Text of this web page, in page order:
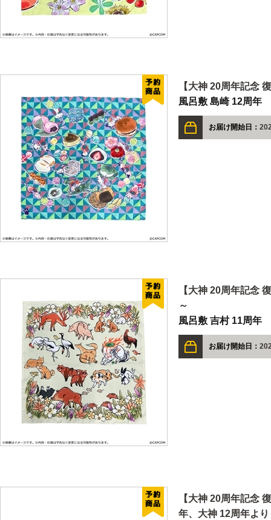
【大神 20周年記念
風呂敷 島崎 12周年
お届け開始日：
【大神 20周年記念
～
風呂敷 吉村 11周年
お届け開始日：
【大神 20周年記念
年、大神 12周年より